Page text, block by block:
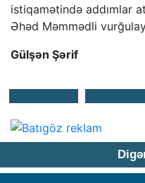
istiqamətində addımlar
Əhəd Məmmədli
Gülşən Şərif